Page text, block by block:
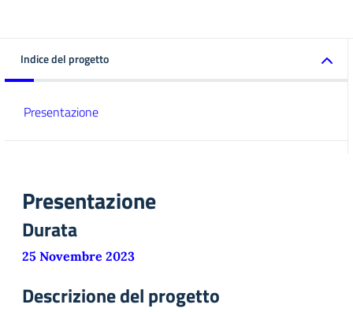
Indice del progetto
Presentazione
Presentazione
Durata
25 Novembre 2023
Descrizione del progetto